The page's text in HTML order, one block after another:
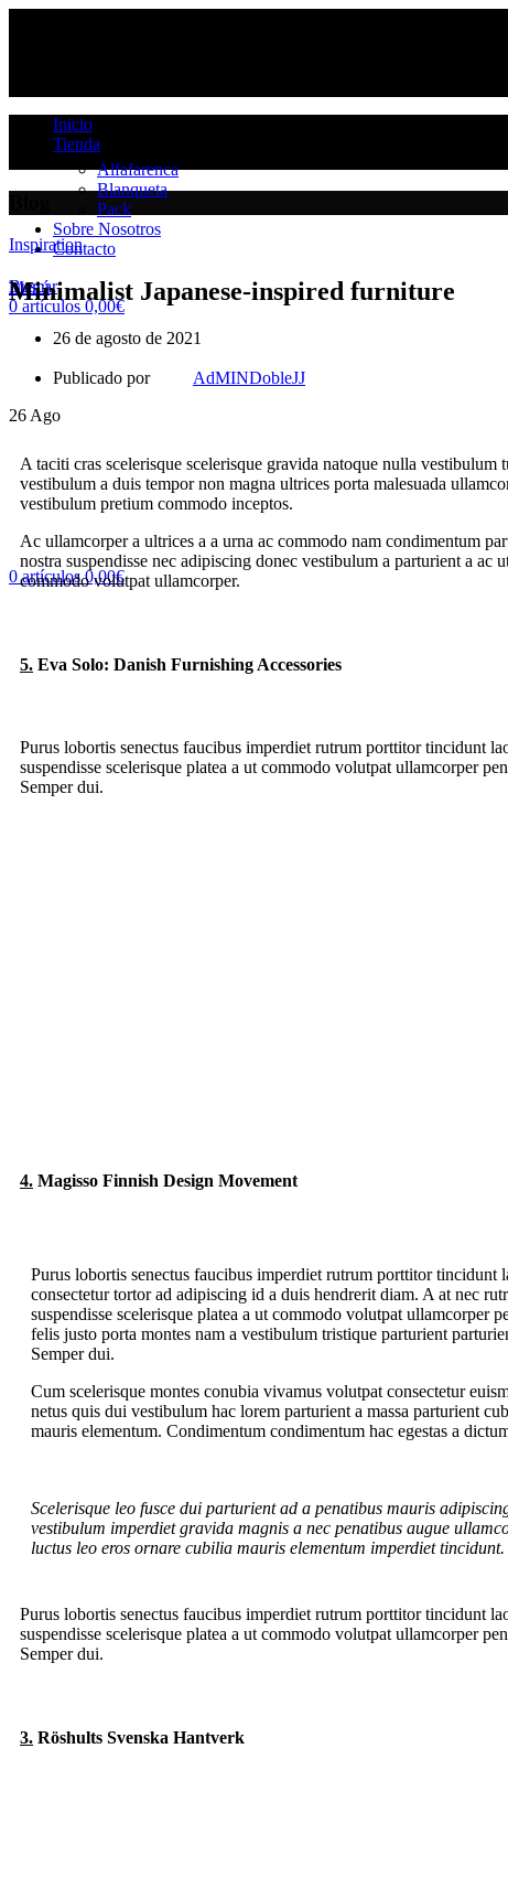
Menú
0artículos 0,00€
Inicio
Tienda
Alfafarenca
Blanqueta
Pack
Sobre Nosotros
Contacto
Buscar
0artículos 0,00€
Inspiration
Minimalist Japanese-inspired furniture
26 de agosto de 2021
Publicado por
AdMINDobleJJ
26 Ago
A taciti cras scelerisque scelerisque gravida natoque nulla
vestibulum a duis tempor non magna ultrices porta malesuada
vestibulum pretium commodo inceptos.
Ac ullamcorper a ultrices a a urna ac commodo nam condimentum
nostra suspendisse nec adipiscing donec vestibulum a parturient a ac
commodo volutpat ullamcorper.
5. Eva Solo: Danish Furnishing Accessories
Purus lobortis senectus faucibus imperdiet rutrum porttitor tincidunt
suspendisse scelerisque platea a ut commodo volutpat ullamcorper
Semper dui.
4. Magisso Finnish Design Movement
Purus lobortis senectus faucibus imperdiet rutrum porttitor tincidunt
consectetur tortor ad adipiscing id a duis hendrerit diam. A at nec
suspendisse scelerisque platea a ut commodo volutpat ullamcorper
felis justo porta montes nam a vestibulum tristique parturient
Semper dui.
Cum scelerisque montes conubia vivamus volutpat consectetur
netus quis dui vestibulum hac lorem parturient a massa parturient
mauris elementum. Condimentum condimentum hac egestas a
Scelerisque leo fusce dui parturient ad a penatibus mauris
vestibulum imperdiet gravida magnis a nec penatibus augue
luctus leo eros ornare cubilia mauris elementum imperdiet tincidunt.
Purus lobortis senectus faucibus imperdiet rutrum porttitor tincidunt
suspendisse scelerisque platea a ut commodo volutpat ullamcorper
Semper dui.
3. Röshults Svenska Hantverk